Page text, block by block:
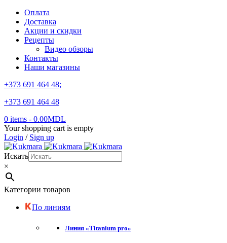
Оплата
Доставка
Акции и скидки
Рецепты
Видео обзоры
Контакты
Наши магазины
+373 691 464 48;
+373 691 464 48
0 items - 0.00MDL
Your shopping cart is empty
Login / Sign up
Искать
×
Категории товаров
По линиям
Линия «Titanium pro»